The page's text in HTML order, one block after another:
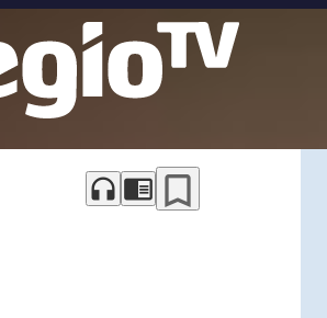
headphones chrome_reader_mode bookmark_border